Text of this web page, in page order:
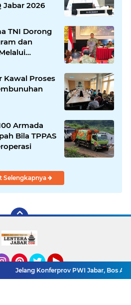
Jabar 2026
TNI Dorong
dan
Kawal Proses
Armada
Bila TPPAS
Selengkapnya
Pinterest
TwitterYouTube
PWI Jabar, Bos Ayo Media